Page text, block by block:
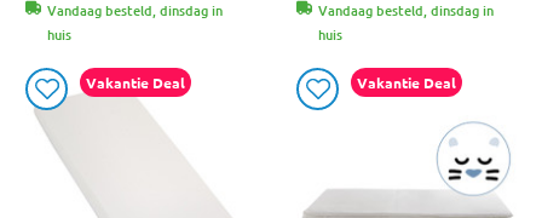
Vandaag besteld, dinsdag in
huis
Vandaag besteld, dinsdag in
huis
Vakantie Deal Vakantie Deal